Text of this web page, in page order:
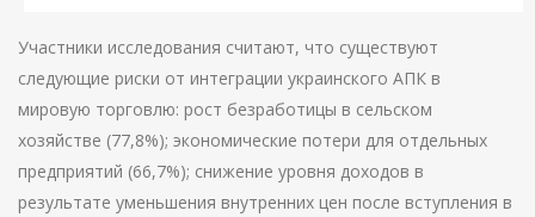
Участники исследования считают, что существуют
следующие риски от интеграции украинского АПК в
мировую торговлю: рост безработицы в сельском
хозяйстве (77,8%); экономические потери для отдельных
предприятий (66,7%); снижение уровня доходов в
результате уменьшения внутренних цен после вступления в